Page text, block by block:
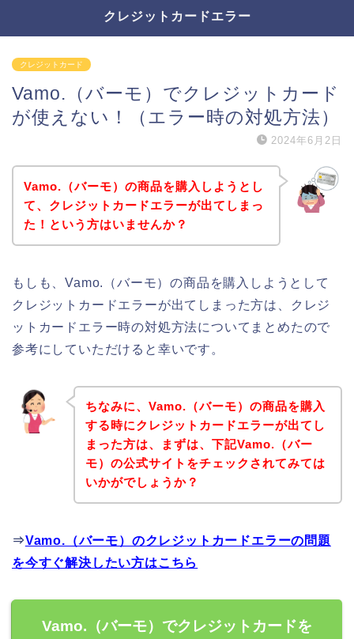
クレジットカードエラー
クレジットカード
Vamo.（バーモ）でクレジットカード
が使えない！（エラー時の対処方法）
2024年6月2日
Vamo.（バーモ）の商品を購入しようとし
て、クレジットカードエラーが出てしまっ
た！という方はいませんか？
もしも、Vamo.（バーモ）の商品を購入しようとして
クレジットカードエラーが出てしまった方は、クレジ
ットカードエラー時の対処方法についてまとめたので
参考にしていただけると幸いです。
ちなみに、Vamo.（バーモ）の商品を購入
する時にクレジットカードエラーが出てし
まった方は、まずは、下記Vamo.（バー
モ）の公式サイトをチェックされてみては
いかがでしょうか？
⇒Vamo.（バーモ）のクレジットカードエラーの問題
を今すぐ解決したい方はこちら
Vamo.（バーモ）でクレジットカードを